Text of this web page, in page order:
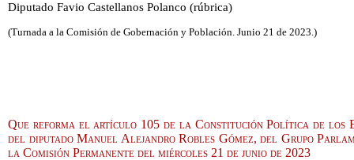
Diputado Favio Castellanos Polanco (rúbrica)
(Turnada a la Comisión de Gobernación y Población. Junio 21 de 2023.)
Que reforma el artículo 105 de la Constitución Política de los
del diputado Manuel Alejandro Robles Gómez, del Grupo
la Comisión Permanente del miércoles 21 de junio de 2023